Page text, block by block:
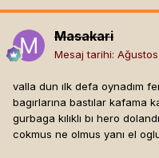
Masakari
Mesaj tarihi:
valla dun ılk defa oynadım
bagırlarına bastılar kafama
gurbaga kılıklı bı hero
cokmus ne olmus yanı el